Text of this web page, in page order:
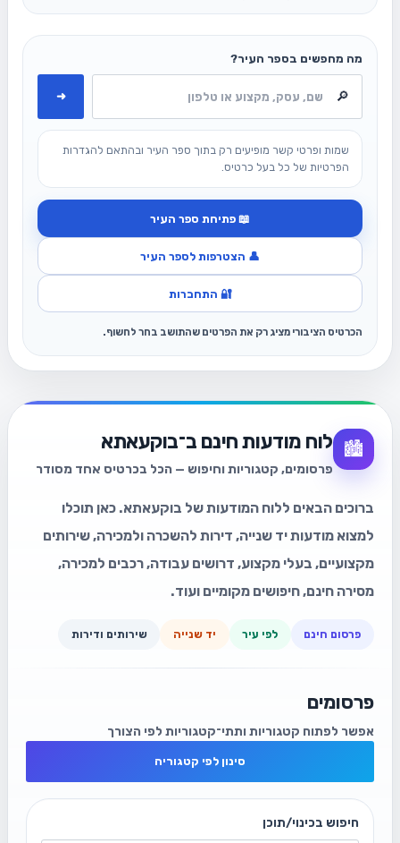
מה מחפשים בספר העיר?
➜
שמות ופרטי קשר מופיעים רק בתוך ספר העיר ובהתאם להגדרות
הפרטיות של כל בעל כרטיס.
📖 פתיחת ספר העיר
👤 הצטרפות לספר העיר
🔐 התחברות
הכרטיס הציבורי מציג רק את הפרטים שהתושב בחר לחשוף.
🏙️ לוח מודעות חינם ב־בוקעאתא
פרסומים, קטגוריות וחיפוש — הכל בכרטיס אחד מסודר
ברוכים הבאים ללוח המודעות של בוקעאתא. כאן תוכלו
למצוא מודעות יד שנייה, דירות להשכרה ולמכירה, שירותים
מקצועיים, בעלי מקצוע, דרושים עבודה, רכבים למכירה,
מסירה חינם, חיפושים מקומיים ועוד.
פרסום חינם לפי עיר יד שנייה שירותים ודירות
פרסומים
אפשר לפתוח קטגוריות ותתי־קטגוריות לפי הצורך
סינון לפי קטגוריה
חיפוש בכינוי/תוכן